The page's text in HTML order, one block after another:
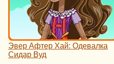
Эвер Афтер Хай: Одевалка
Сидар Вуд